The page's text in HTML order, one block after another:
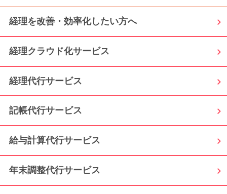
経理を改善・効率化したい方へ
経理クラウド化サービス
経理代行サービス
記帳代行サービス
給与計算代行サービス
年末調整代行サービス